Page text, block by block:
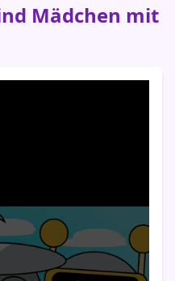
Mädchen mit